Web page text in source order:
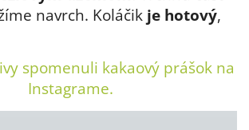
navrch. Koláčik je hotový,
spomenuli kakaový prášok na
Instagrame.